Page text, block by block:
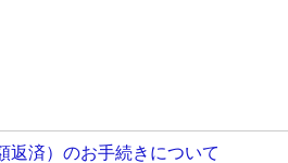
返済）のお手続きについて